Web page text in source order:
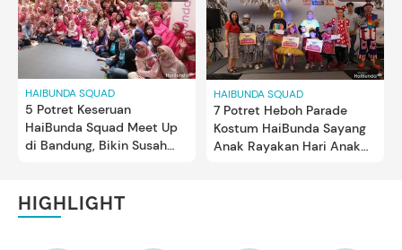
HAIBUNDA SQUAD
5 Potret Keseruan
HaiBunda Squad Meet Up
di Bandung, Bikin Susah
HAIBUNDA SQUAD
7 Potret Heboh Parade
Kostum HaiBunda Sayang
Anak Rayakan Hari Anak
HIGHLIGHT